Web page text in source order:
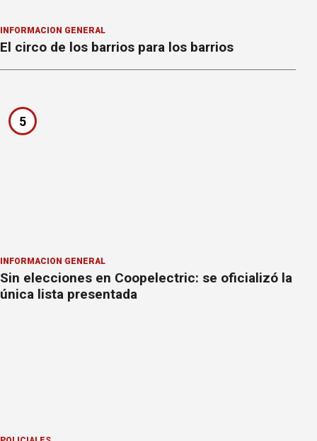
INFORMACION GENERAL
El circo de los barrios para los barrios
5
INFORMACION GENERAL
Sin elecciones en Coopelectric: se oficializó la
única lista presentada